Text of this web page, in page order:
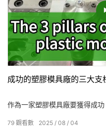
成功的塑膠模具廠的三大支
作為一家塑膠模具廠要獲得成
做好模具，第二步是控制注塑
2025 08 04
79 觀看數